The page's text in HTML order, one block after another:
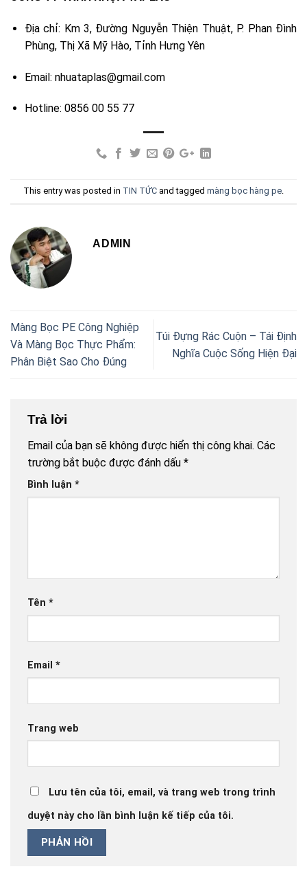
Địa chỉ: Km 3, Đường Nguyễn Thiện Thuật, P. Phan Đình
Phùng, Thị Xã Mỹ Hào, Tỉnh Hưng Yên
Email: nhuataplas@gmail.com
Hotline: 0856 00 55 77
This entry was posted in TIN TỨC and tagged màng bọc hàng pe.
ADMIN
Màng Bọc PE Công Nghiệp
Và Màng Bọc Thực Phẩm:
Phân Biệt Sao Cho Đúng
Túi Đựng Rác Cuộn – Tái Định
Nghĩa Cuộc Sống Hiện Đại
Trả lời
Email của bạn sẽ không được hiển thị công khai. Các
trường bắt buộc được đánh dấu *
Bình luận *
Tên *
Email *
Trang web
Lưu tên của tôi, email, và trang web trong trình
duyệt này cho lần bình luận kế tiếp của tôi.